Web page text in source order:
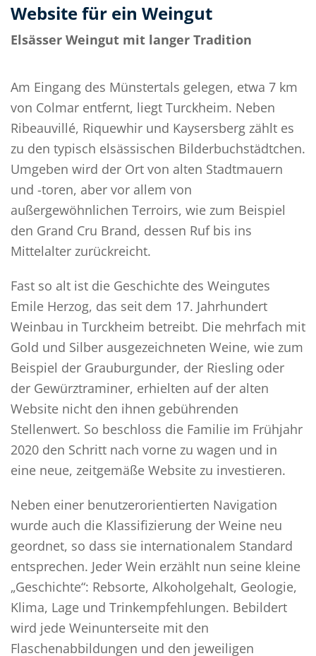
Website für ein Weingut
Elsässer Weingut mit langer Tradition
Am Eingang des Münstertals gelegen, etwa 7 km
von Colmar entfernt, liegt Turckheim. Neben
Ribeauvillé, Riquewhir und Kaysersberg zählt es
zu den typisch elsässischen Bilderbuchstädtchen.
Umgeben wird der Ort von alten Stadtmauern
und -toren, aber vor allem von
außergewöhnlichen Terroirs, wie zum Beispiel
den Grand Cru Brand, dessen Ruf bis ins
Mittelalter zurückreicht.
Fast so alt ist die Geschichte des Weingutes
Emile Herzog, das seit dem 17. Jahrhundert
Weinbau in Turckheim betreibt. Die mehrfach mit
Gold und Silber ausgezeichneten Weine, wie zum
Beispiel der Grauburgunder, der Riesling oder
der Gewürztraminer, erhielten auf der alten
Website nicht den ihnen gebührenden
Stellenwert. So beschloss die Familie im Frühjahr
2020 den Schritt nach vorne zu wagen und in
eine neue, zeitgemäße Website zu investieren.
Neben einer benutzerorientierten Navigation
wurde auch die Klassifizierung der Weine neu
geordnet, so dass sie internationalem Standard
entsprechen. Jeder Wein erzählt nun seine kleine
„Geschichte“: Rebsorte, Alkoholgehalt, Geologie,
Klima, Lage und Trinkempfehlungen. Bebildert
wird jede Weinunterseite mit den
Flaschenabbildungen und den jeweiligen